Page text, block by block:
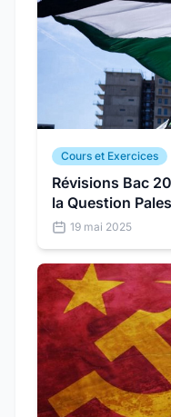
Cours et Exercices
Révisions Bac
la Question
19 mai 2025